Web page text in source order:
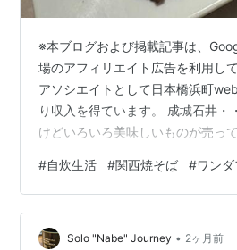
※本ブログおよび掲載記事は、
場のアフィリエイト広告を利用し
アソシエイトとして日本橋浜町
り収入を得ています。 成城石井・
けどいろいろ美味しいものが売っ
も楽しませてもらっている。 麺類
の自分が気に入っていたのは、下
間 深蒸し焼きそば*1だ。これは今
mnoguti.hatenablog.com 何ヶ月か
#自炊生活 #関西焼そば #ワン
Solo "Nabe" Journey • 2ヶ月前